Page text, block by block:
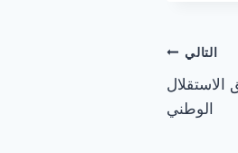
التالي
الوطني